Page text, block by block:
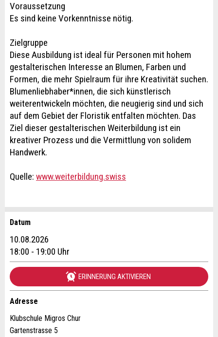
Voraussetzung
Es sind keine Vorkenntnisse nötig.
Zielgruppe
Diese Ausbildung ist ideal für Personen mit hohem
gestalterischen Interesse an Blumen, Farben und
Formen, die mehr Spielraum für ihre Kreativität suchen.
Blumenliebhaber*innen, die sich künstlerisch
weiterentwickeln möchten, die neugierig sind und sich
auf dem Gebiet der Floristik entfalten möchten. Das
Ziel dieser gestalterischen Weiterbildung ist ein
kreativer Prozess und die Vermittlung von solidem
Handwerk.
Quelle: www.weiterbildung.swiss
Anzeige beanstanden
Ihr Feedback wird sehr geschätzt!
Allgemeines Feedback
Anzeige nicht mehr gültig
Anzeige weiterempfehlen
Empfehlen Sie diese Anzeige an Freunde weiter.
Reservation
Veranstaltungsdatum *:
Vorname / Nachname *:
Datum
10.08.2026
18:00 - 19:00 Uhr
ERINNERUNG AKTIVIEREN
Adresse
Klubschule Migros Chur
Gartenstrasse 5